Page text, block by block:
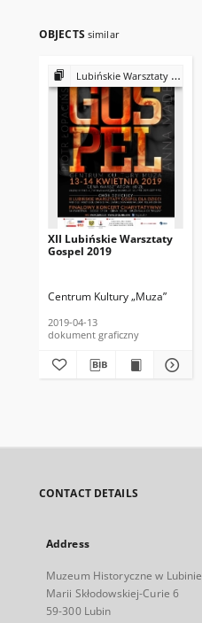
OBJECTS similar
Lubińskie Warsztaty Gospel
XII Lubińskie Warsztaty
Gospel 2019
Centrum Kultury „Muza”
2019-04-13
dokument graficzny
CONTACT DETAILS
Address
Muzeum Historyczne w Lubinie
Marii Skłodowskiej-Curie 6
59-300 Lubin